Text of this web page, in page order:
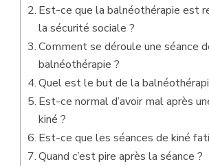
Est-ce que la balnéothérapie est
la sécurité sociale ?
Comment se déroule une séance
balnéothérapie ?
Quel est le but de la
Est-ce normal d’avoir mal après
kiné ?
Est-ce que les séances de kiné
Quand c’est pire après la séance ?